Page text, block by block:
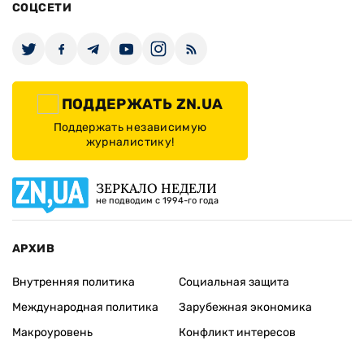
СОЦСЕТИ
ПОДДЕРЖАТЬ ZN.UA
Поддержать независимую
журналистику!
ЗЕРКАЛО НЕДЕЛИ
не подводим с 1994-го года
АРХИВ
Внутренняя политика
Международная политика
Макроуровень
Социальная защита
Зарубежная экономика
Конфликт интересов